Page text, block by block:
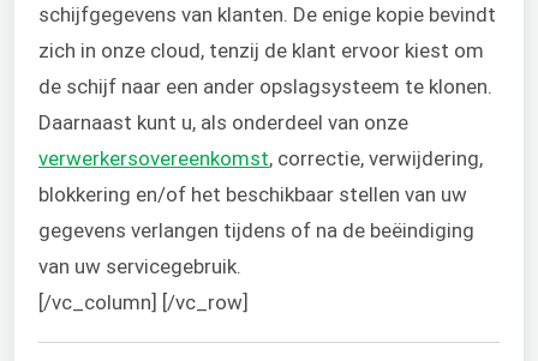
schijfgegevens van klanten. De enige kopie bevindt
zich in onze cloud, tenzij de klant ervoor kiest om
de schijf naar een ander opslagsysteem te klonen.
Daarnaast kunt u, als onderdeel van onze
verwerkersovereenkomst, correctie, verwijdering,
blokkering en/of het beschikbaar stellen van uw
gegevens verlangen tijdens of na de beëindiging
van uw servicegebruik.
[/vc_column] [/vc_row]